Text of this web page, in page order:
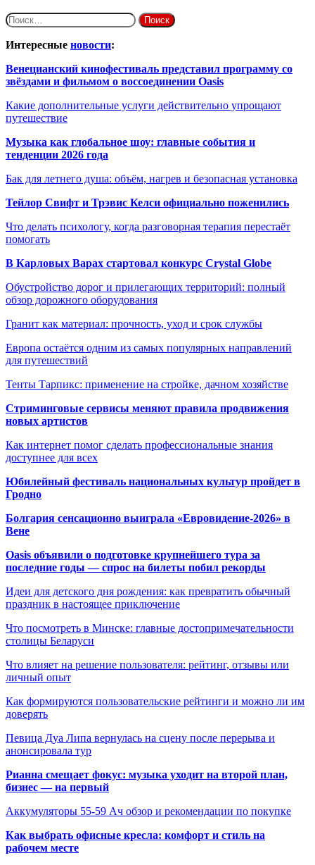
Найти:
Интересные новости:
Венецианский кинофестиваль представил программу со
звёздами и фильмом о воссоединении Oasis
Какие дополнительные услуги действительно упрощают
путешествие
Музыка как глобальное шоу: главные события и
тенденции 2026 года
Бак для летнего душа: объём, нагрев и безопасная установка
Тейлор Свифт и Трэвис Келси официально поженились
Что делать психологу, когда разговорная терапия перестаёт
помогать
В Карловых Варах стартовал конкурс Crystal Globe
Обустройство дорог и прилегающих территорий: полный
обзор дорожного оборудования
Гранит как материал: прочность, уход и срок службы
Европа остаётся одним из самых популярных направлений
для путешествий
Тенты Тарпикс: применение на стройке, дачном хозяйстве
Стриминговые сервисы меняют правила продвижения
новых артистов
Как интернет помог сделать профессиональные знания
доступнее для всех
Юбилейный фестиваль национальных культур пройдет в
Гродно
Болгария сенсационно выиграла «Евровидение-2026» в
Вене
Oasis объявили о подготовке крупнейшего тура за
последние годы — спрос на билеты побил рекорды
Идеи для детского дня рождения: как превратить обычный
праздник в настоящее приключение
Что посмотреть в Минске: главные достопримечательности
столицы Беларуси
Что влияет на решение пользователя: рейтинг, отзывы или
личный опыт
Как формируются пользовательские рейтинги и можно ли им
доверять
Певица Дуа Липа вернулась на сцену после перерыва и
анонсировала тур
Рианна смещает фокус: музыка уходит на второй план,
бизнес — на первый
Аккумуляторы 55-59 Ач обзор и рекомендации по покупке
Как выбрать офисные кресла: комфорт и стиль на
рабочем месте